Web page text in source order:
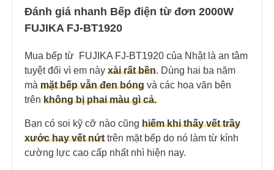
Đánh giá nhanh Bếp điện từ đơn 2000W
FUJIKA FJ-BT1920
Mua bếp từ FUJIKA FJ-BT1920 của Nhật là an tâm
tuyệt đối vì em này xài rất bền. Dùng hai ba năm
mà mặt bếp vẫn đen bóng và các hoa văn bên
trên không bị phai màu gì cả.
Bạn có soi kỹ cỡ nào cũng hiếm khi thấy vết trầy
xước hay vết nứt trên mặt bếp do nó làm từ kính
cường lực cao cấp nhất nhì hiện nay.